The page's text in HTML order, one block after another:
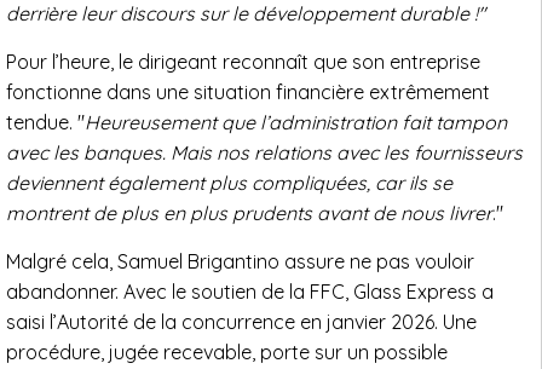
derrière leur discours sur le développement durable !"
Pour l’heure, le dirigeant reconnaît que son entreprise
fonctionne dans une situation financière extrêmement
tendue. "Heureusement que l’administration fait tampon
avec les banques. Mais nos relations avec les fournisseurs
deviennent également plus compliquées, car ils se
montrent de plus en plus prudents avant de nous livrer."
Malgré cela, Samuel Brigantino assure ne pas vouloir
abandonner. Avec le soutien de la FFC, Glass Express a
saisi l’Autorité de la concurrence en janvier 2026. Une
procédure, jugée recevable, porte sur un possible